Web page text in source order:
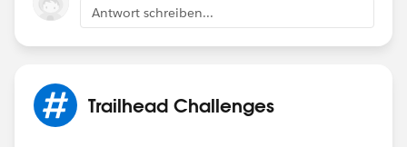
Antwort schreiben...
Trailhead Challenges